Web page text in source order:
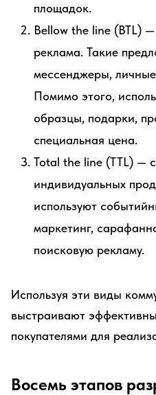
площадок.
Bellow the line (BTL)
реклама. Такие
мессенджеры,
Помимо этого,
образцы, подарки,
специальная цена.
Total the line (TTL) —
индивидуальных
используют
маркетинг,
поисковую рекламу.
Используя эти виды
выстраивают
покупателями для
Восемь этапов